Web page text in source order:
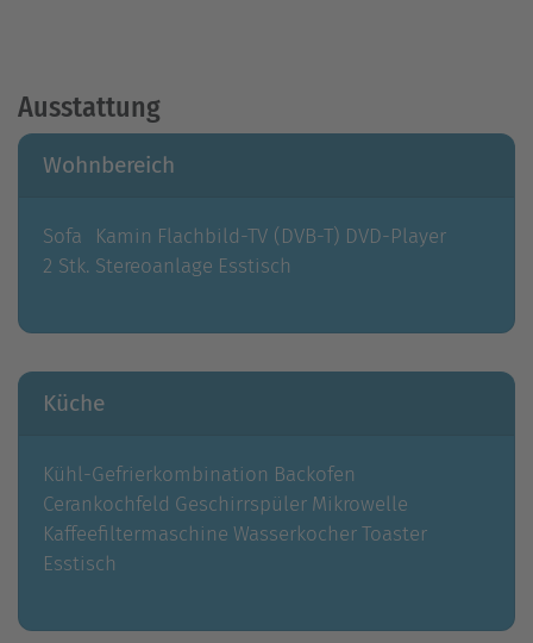
Ausstattung
Wohnbereich
Sofa
2 Stk.
Kamin Flachbild-TV (DVB-T) DVD-Player
Stereoanlage Esstisch
Küche
Kühl-Gefrierkombination Backofen
Cerankochfeld Geschirrspüler Mikrowelle
Kaffeefiltermaschine WasserkocherToaster
Esstisch